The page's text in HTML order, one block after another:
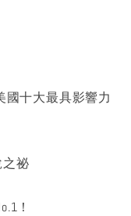
國十大最具影響力
祕
！